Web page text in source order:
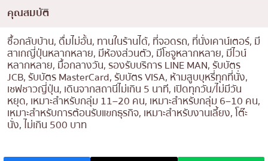
คุณสมบัติ
ซื้อกลับบ้าน, ดื่มไม่อั้น, ทานในร้านได้, ที่จอดรถ, ที่นั่งเคาน์เตอร์, มี
สาเกญี่ปุ่นหลากหลาย, มีห้องส่วนตัว, มีโชจูหลากหลาย, มีไวน์
หลากหลาย, มื้อกลางวัน, รองรับบริการ LINE MAN, รับบัตร
JCB, รับบัตร MasterCard, รับบัตร VISA, ห้ามสูบบุหรี่ทุกที่นั่ง,
เชฟชาวญี่ปุ่น, เดินจากสถานีไม่เกิน 5 นาที, เปิดทุกวัน/ไม่มีวัน
หยุด, เหมาะสำหรับกลุ่ม 11–20 คน, เหมาะสำหรับกลุ่ม 6–10 คน,
เหมาะสำหรับการต้อนรับแขกธุรกิจ, เหมาะสำหรับงานเลี้ยง, โต๊ะ
นั่ง, ไม่เกิน 500 บาท